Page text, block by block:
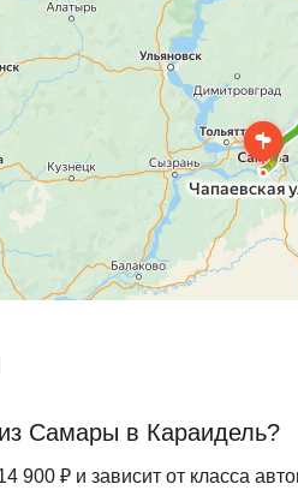
Самары в Караидель?
900 ₽ и зависит от класса